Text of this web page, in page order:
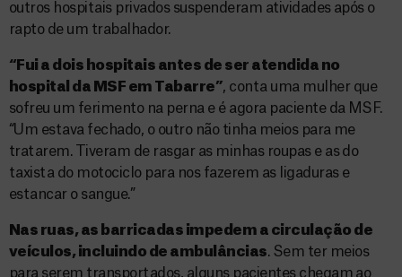
outros hospitais privados suspenderam atividades após o
rapto de um trabalhador.
“Fui a dois hospitais antes de ser atendida no
hospital da MSF em Tabarre”, conta uma mulher que
sofreu um ferimento na perna e é agora paciente da MSF.
“Um estava fechado, o outro não tinha meios para me
tratarem. Tiveram de rasgar as minhas roupas e as do
taxista do motociclo para nos fazerem as ligaduras e
estancar o sangue.”
Nas ruas, as barricadas impedem a circulação de
veículos, incluindo de ambulâncias. Sem ter meios
para serem transportados, alguns pacientes chegam ao